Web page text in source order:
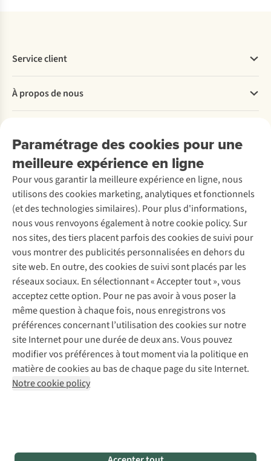
Paramétrage des cookies pour une
meilleure expérience en ligne
Pour vous garantir la meilleure expérience en ligne, nous
utilisons des cookies marketing, analytiques et fonctionnels
(et des technologies similaires). Pour plus d'informations,
nous vous renvoyons également à notre cookie policy. Sur
nos sites, des tiers placent parfois des cookies de suivi pour
vous montrer des publicités personnalisées en dehors du
site web. En outre, des cookies de suivi sont placés par les
réseaux sociaux. En sélectionnant « Accepter tout », vous
acceptez cette option. Pour ne pas avoir à vous poser la
même question à chaque fois, nous enregistrons vos
préférences concernant l’utilisation des cookies sur notre
site Internet pour une durée de deux ans. Vous pouvez
modifier vos préférences à tout moment via la politique en
matière de cookies au bas de chaque page du site Internet.
Notre cookie policy
Service client
Commander
Payer
Retourner
Rétractation d'une commande
Entretien & réparations
Garantie
Contactez-nous
À propos de nous
Entreprise responsable
À propos d’Ayacucho
Nos magasins
À propos d’A.S.Adventure
Déclaration d'accessibilité
Location / Location sports d’hiver
Seconde-main
Entretien de ski
Service de lavage
Entretien de chaussures
Réparation de chaussures
Réparation de vêtements
Retouches
Pour les entreprises
Découvrez
A.S.Magazine
Explore Camp
Expertise & conseils
Abonnez-vous à la newsletter
Suivez-nous
Mentions légales
Politique de confidentialité
Conditions générales
Cookie Policy